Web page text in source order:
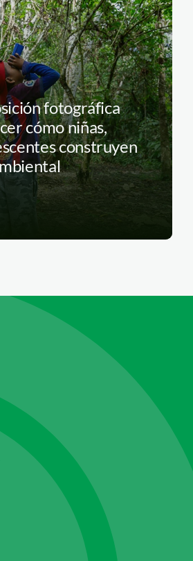
fotográfica
cómo niñas,
construyen